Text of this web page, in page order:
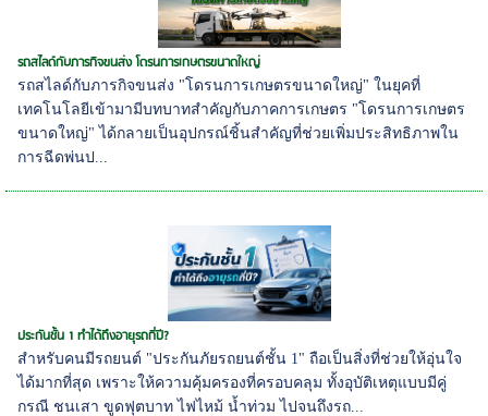
รถสไลด์กับภารกิจขนส่ง โดรนการเกษตรขนาดใหญ่
รถสไลด์กับภารกิจขนส่ง "โดรนการเกษตรขนาดใหญ่" ในยุคที่
เทคโนโลยีเข้ามามีบทบาทสำคัญกับภาคการเกษตร "โดรนการเกษตร
ขนาดใหญ่" ได้กลายเป็นอุปกรณ์ชิ้นสำคัญที่ช่วยเพิ่มประสิทธิภาพใน
การฉีดพ่นป...
ประกันชั้น 1 ทำได้ถึงอายุรถกี่ปี?
สำหรับคนมีรถยนต์ "ประกันภัยรถยนต์ชั้น 1" ถือเป็นสิ่งที่ช่วยให้อุ่นใจ
ได้มากที่สุด เพราะให้ความคุ้มครองที่ครอบคลุม ทั้งอุบัติเหตุแบบมีคู่
กรณี ชนเสา ขูดฟุตบาท ไฟไหม้ น้ำท่วม ไปจนถึงรถ...